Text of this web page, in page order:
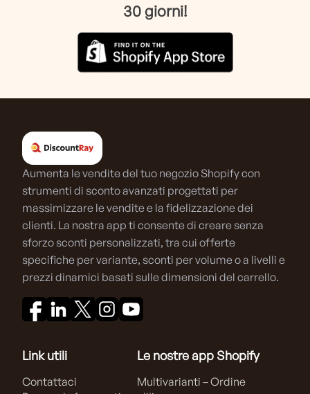
30 giorni!
Aumenta le vendite del tuo negozio Shopify con
strumenti di sconto avanzati progettati per
massimizzare le vendite e la fidelizzazione dei
clienti. La nostra app ti consente di creare senza
sforzo sconti personalizzati, tra cui offerte
specifiche per variante, sconti per volume o a livelli e
prezzi dinamici basati sulle dimensioni del carrello.
Link utili
Contattaci
Le nostre app Shopify
Multivarianti – Ordine